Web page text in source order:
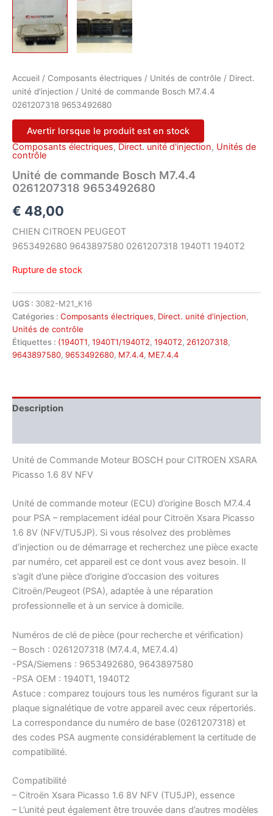
Accueil / Composants électriques / Unités de contrôle / Direct.
unité d'injection / Unité de commande Bosch M7.4.4
0261207318 9653492680
Avertir lorsque le produit est en stock
Composants électriques, Direct. unité d'injection, Unités de
contrôle
Unité de commande Bosch M7.4.4
0261207318 9653492680
€ 48,00
CHIEN CITROEN PEUGEOT
9653492680 9643897580 0261207318 1940T1 1940T2
Rupture de stock
UGS : 3082-M21_K16
Catégories : Composants électriques, Direct. unité d'injection,
Unités de contrôle
Étiquettes : (1940T1, 1940T1/1940T2, 1940T2, 261207318,
9643897580, 9653492680, M7.4.4, ME7.4.4
Description
Unité de Commande Moteur BOSCH pour CITROEN XSARA
Picasso 1.6 8V NFV
Unité de commande moteur (ECU) d’origine Bosch M7.4.4
pour PSA – remplacement idéal pour Citroën Xsara Picasso
1.6 8V (NFV/TU5JP). Si vous résolvez des problèmes
d’injection ou de démarrage et recherchez une pièce exacte
par numéro, cet appareil est ce dont vous avez besoin. Il
s’agit d’une pièce d’origine d’occasion des voitures
Citroën/Peugeot (PSA), adaptée à une réparation
professionnelle et à un service à domicile.
Numéros de clé de pièce (pour recherche et vérification)
– Bosch : 0261207318 (M7.4.4, ME7.4.4)
-PSA/Siemens : 9653492680, 9643897580
-PSA OEM : 1940T1, 1940T2
Astuce : comparez toujours tous les numéros figurant sur la
plaque signalétique de votre appareil avec ceux répertoriés.
La correspondance du numéro de base (0261207318) et
des codes PSA augmente considérablement la certitude de
compatibilité.
Compatibilité
– Citroën Xsara Picasso 1.6 8V NFV (TU5JP), essence
– L’unité peut également être trouvée dans d’autres modèles